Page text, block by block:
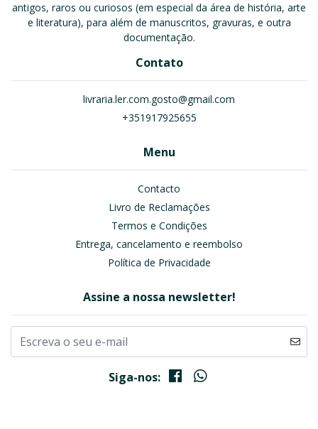
antigos, raros ou curiosos (em especial da área de história, arte
e literatura), para além de manuscritos, gravuras, e outra
documentação.
Contato
livraria.ler.com.gosto@gmail.com
+351917925655
Menu
Contacto
Livro de Reclamações
Termos e Condições
Entrega, cancelamento e reembolso
Política de Privacidade
Assine a nossa newsletter!
Siga-nos: